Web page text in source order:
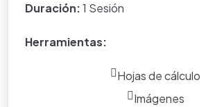
Duración:1 Sesión
Herramientas:
Hojas de cálculo
Imágenes